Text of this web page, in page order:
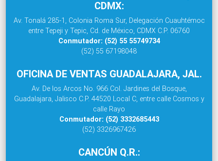
CDMX:
Av. Tonalá 285-1, Colonia Roma Sur, Delegación Cuauhtémoc
entre Tepeji y Tepic, Cd. de México, CDMX C.P. 06760
Conmutador: (52) 55 55749734
(52) 55 67198048
OFICINA DE VENTAS GUADALAJARA, JAL.
Av. De los Arcos No. 966 Col. Jardines del Bosque,
Guadalajara, Jalisco C.P. 44520 Local C, entre calle Cosmos y
calle Rayo
Conmutador: (52) 3332685443
(52) 3326967426
CANCÚN Q.R.: